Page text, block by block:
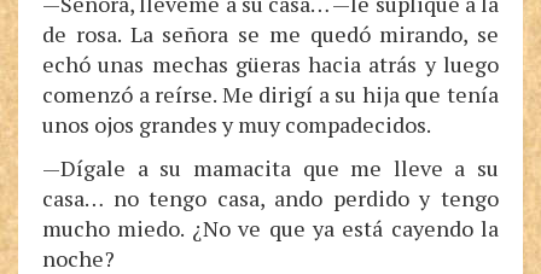
de rosa. La señora se me quedó mirando, se
echó unas mechas güeras hacia atrás y luego
comenzó a reírse. Me dirigí a su hija que tenía
unos ojos grandes y muy compadecidos.
—Dígale a su mamacita que me lleve a su
casa… no tengo casa, ando perdido y tengo
mucho miedo. ¿No ve que ya está cayendo la
noche?